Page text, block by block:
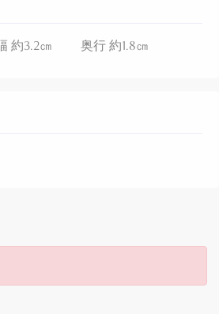
いを持っています。 鉄製ですの
約3.2㎝ 奥行 約1.8㎝